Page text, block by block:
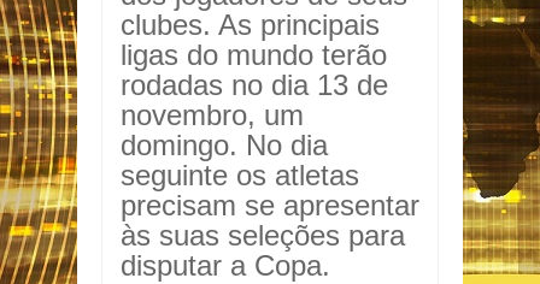
clubes. As principais
ligas do mundo terão
rodadas no dia 13 de
novembro, um
domingo. No dia
seguinte os atletas
precisam se apresentar
às suas seleções para
disputar a Copa.